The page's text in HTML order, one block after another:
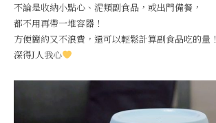
不論是收納小點心、泥類副食品，或出門備餐，
都不用再帶一堆容器！
方便簡約又不浪費，還可以輕鬆計算副食品吃的量！
深得J人我心